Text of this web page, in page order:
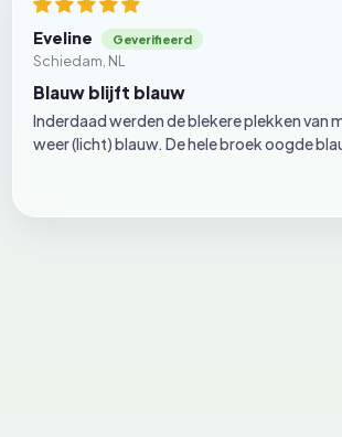
Eveline
Schiedam, NL
Blauw blijft blauw
Inderdaad werden de blekere plekken van
weer (licht) blauw. De hele broek oogde